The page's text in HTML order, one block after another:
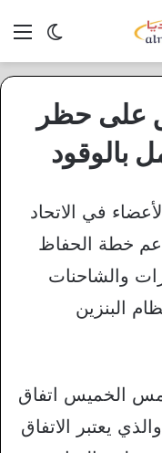
الوضع
على حظر
بالوقود
في الاتحاد
خطة الحفاظ
والشاحنات
البنزين
الخميس اتفاق
يعتبر الاتفاق